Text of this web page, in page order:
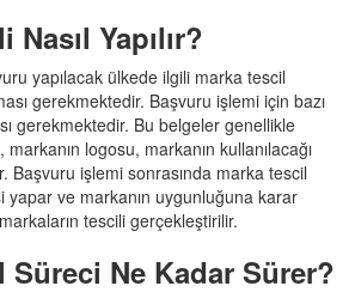
Yapılır?
yapılacak ülkede ilgili marka tescil
gerekmektedir. Başvuru işlemi için bazı
gerekmektedir. Bu belgeler genellikle
logosu, markanın kullanılacağı
Başvuru işlemi sonrasında marka tescil
yapar ve markanın uygunluğuna karar
tescili gerçekleştirilir.
Süreci Ne Kadar Sürer?